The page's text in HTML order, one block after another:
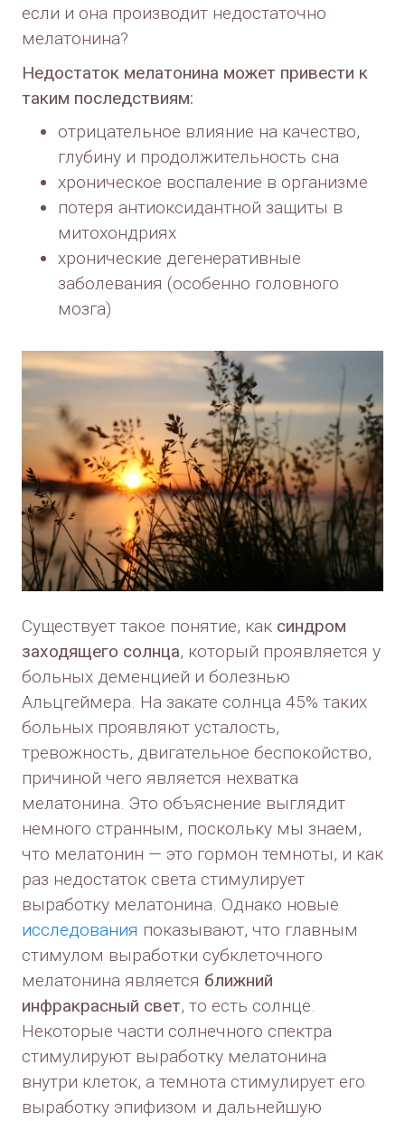
если и она производит недостаточно
мелатонина?
Недостаток мелатонина может привести к
таким последствиям:
отрицательное влияние на качество,
глубину и продолжительность сна
хроническое воспаление в организме
потеря антиоксидантной защиты в
митохондриях
хронические дегенеративные
заболевания (особенно головного
мозга)
Существует такое понятие, как синдром
заходящего солнца, который проявляется у
больных деменцией и болезнью
Альцгеймера. На закате солнца 45% таких
больных проявляют усталость,
тревожность, двигательное беспокойство,
причиной чего является нехватка
мелатонина. Это объяснение выглядит
немного странным, поскольку мы знаем,
что мелатонин — это гормон темноты, и как
раз недостаток света стимулирует
выработку мелатонина. Однако новые
исследования показывают, что главным
стимулом выработки субклеточного
мелатонина является ближний
инфракрасный свет, то есть солнце.
Некоторые части солнечного спектра
стимулируют выработку мелатонина
внутри клеток, а темнота стимулирует его
выработку эпифизом и дальнейшую